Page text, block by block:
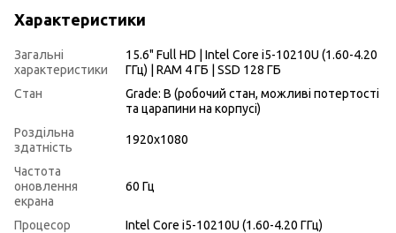
Характеристики
Загальні
характеристики
15.6" Full HD | Intel Core i5-10210U (1.60-4.20
ГГц) | RAM 4 ГБ | SSD 128 ГБ
Стан
Grade: B (робочий стан, можливі потертості
та царапини на корпусі)
Роздільна
здатність
1920x1080
Частота
оновлення
екрана
60 Гц
Процесор
Intel Core i5-10210U (1.60-4.20 ГГц)